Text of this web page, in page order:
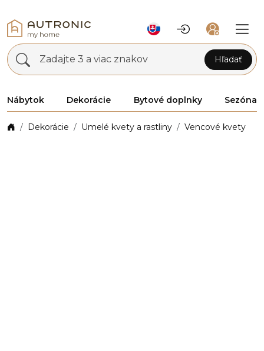
Zadajte 3 a viac znakov Hľadať
Nábytok Dekorácie Bytové doplnky Sezóna
Dekorácie Umelé kvety a rastliny Vencové kvety